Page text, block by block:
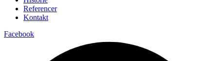
Referencer
Kontakt
Facebook